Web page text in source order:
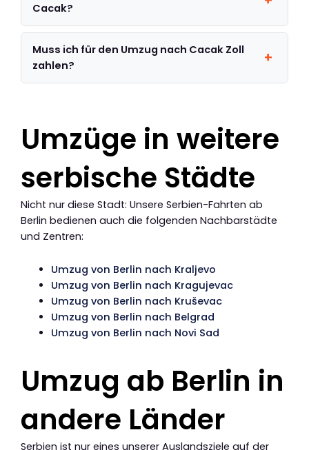
Cacak?
Muss ich für den Umzug nach Cacak Zoll
zahlen?
Umzüge in weitere
serbische Städte
Nicht nur diese Stadt: Unsere Serbien-Fahrten ab
Berlin bedienen auch die folgenden Nachbarstädte
und Zentren:
Umzug von Berlin nach Kraljevo
Umzug von Berlin nach Kragujevac
Umzug von Berlin nach Kruševac
Umzug von Berlin nach Belgrad
Umzug von Berlin nach Novi Sad
Umzug ab Berlin in
andere Länder
Serbien ist nur eines unserer Auslandsziele auf der